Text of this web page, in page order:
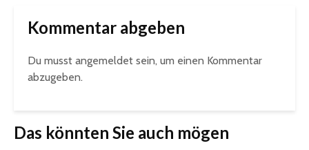
Kommentar abgeben
Du musst angemeldet sein, um einen Kommentar
abzugeben.
Das könnten Sie auch mögen